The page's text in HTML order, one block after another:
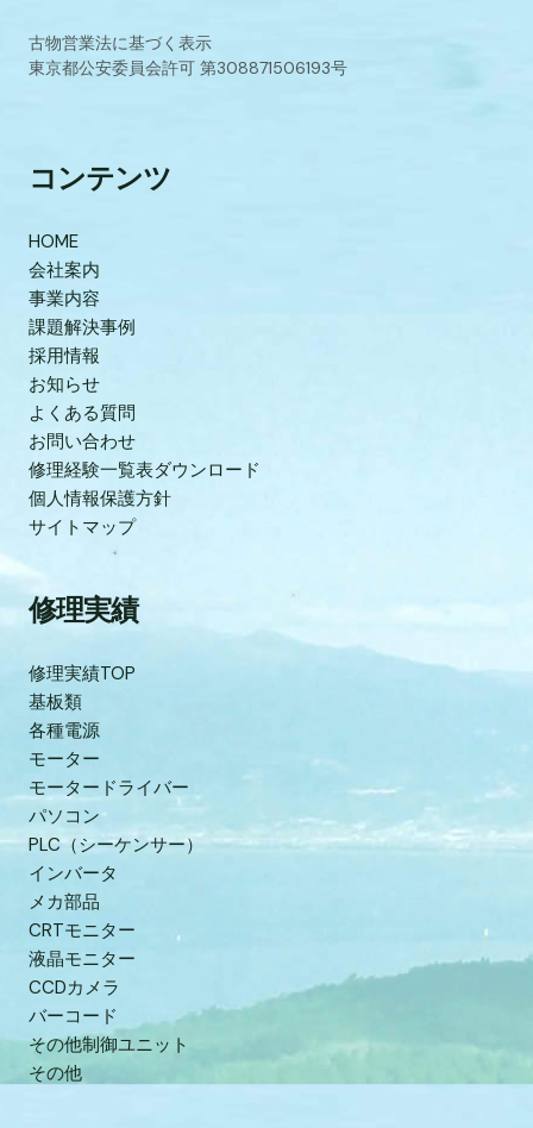
古物営業法に基づく表示
東京都公安委員会許可 第308871506193号
コンテンツ
HOME
会社案内
事業内容
課題解決事例
採用情報
お知らせ
よくある質問
お問い合わせ
修理経験一覧表ダウンロード
個人情報保護方針
サイトマップ
修理実績
修理実績TOP
基板類
各種電源
モーター
モータードライバー
パソコン
PLC（シーケンサー）
インバータ
メカ部品
CRTモニター
液晶モニター
CCDカメラ
バーコード
その他制御ユニット
その他